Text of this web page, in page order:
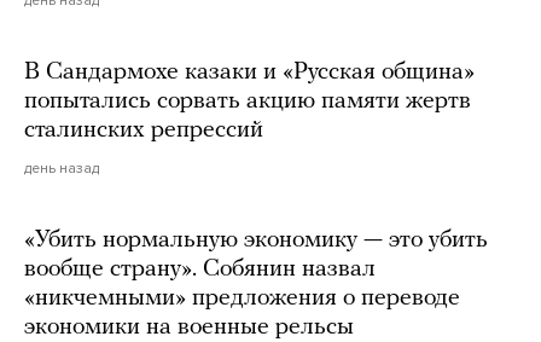
В Сандармохе казаки и «Русская община»
попытались сорвать акцию памяти жертв
сталинских репрессий
день назад
«Убить нормальную экономику — это убить
вообще страну». Собянин назвал
«никчемными» предложения о переводе
экономики на военные рельсы